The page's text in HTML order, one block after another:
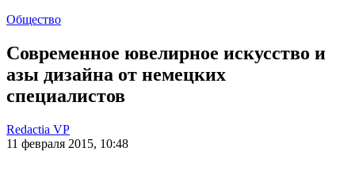
Общество
Современное ювелирное искусство и
азы дизайна от немецких
специалистов
Redactia VP
11 февраля 2015, 10:48